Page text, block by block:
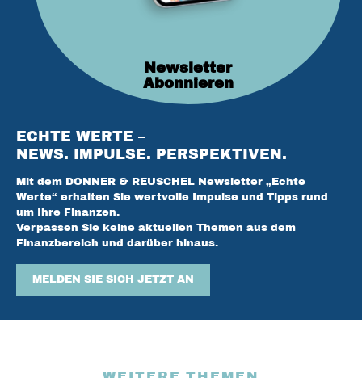
ECHTE WERTE –
NEWS. IMPULSE. PERSPEKTIVEN.
Mit dem DONNER & REUSCHEL Newsletter „Echte
Werte“ erhalten Sie wertvolle Impulse und Tipps rund
um Ihre Finanzen.
Verpassen Sie keine aktuellen Themen aus dem
Finanzbereich und darüber hinaus.
MELDEN SIE SICH JETZT AN
Newsletter
Abonnieren